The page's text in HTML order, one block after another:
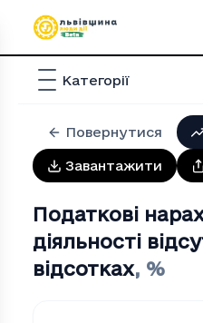
Категорії
Повернутися
Завантажити
Податкові
діяльності
відсотках, %